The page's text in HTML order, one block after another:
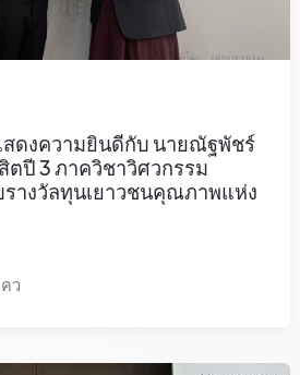
ดงความยินดีกับ นายณัฐพัชร์
ปี 3 ภาควิชาวิศวกรรม
รางวัลทุนเยาวชนคุณภาพแห่ง
ว